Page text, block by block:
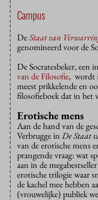
Campus
DeStaat van
genomineerd voor de
De Socratesbeker, een
van de Filosofie, wordt
meest prikkelende en
filosofieboek dat in het
Erotische mens
Aan de hand van de
Verbrugge in De Staat
van de erotische mens
prangende vraag: wat
aan in de megabestseller
erotische trilogie waar
de kachel mee hebben
(vrouwelijke) publiek